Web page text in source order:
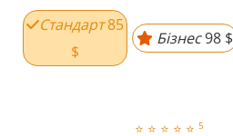
Стандарт 85
$
Бізнес98 $
⭐ ⭐ ⭐ ⭐ ⭐ 5